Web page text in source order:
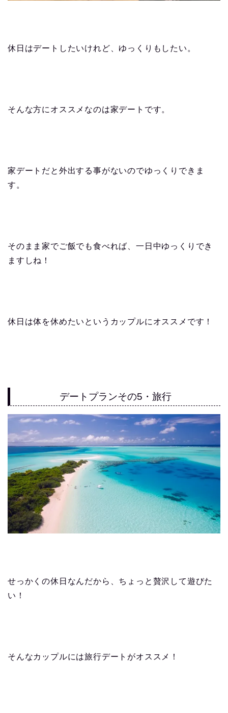
休日はデートしたいけれど、ゆっくりもしたい。
そんな方にオススメなのは家デートです。
家デートだと外出する事がないのでゆっくりできま
す。
そのまま家でご飯でも食べれば、一日中ゆっくりでき
ますしね！
休日は体を休めたいというカップルにオススメです！
デートプランその5・旅行
せっかくの休日なんだから、ちょっと贅沢して遊びた
い！
そんなカップルには旅行デートがオススメ！